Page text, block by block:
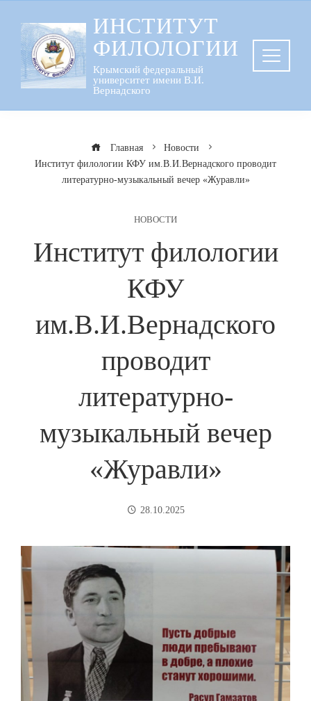
содержанию
ИНСТИТУТ
ФИЛОЛОГИИ
Крымский федеральный
университет имени В.И.
Вернадского
Главная
Новости
Институт филологии КФУ им.В.И.Вернадского проводит
литературно-музыкальный вечер «Журавли»
НОВОСТИ
Институт филологии
КФУ
им.В.И.Вернадского
проводит
литературно-
музыкальный вечер
«Журавли»
28.10.2025